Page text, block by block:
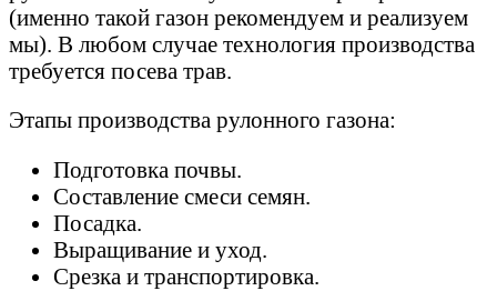
(именно такой газон рекомендуем и реализуем
мы). В любом случае технология производства
требуется посева трав.
Этапы производства рулонного газона:
Подготовка почвы.
Составление смеси семян.
Посадка.
Выращивание и уход.
Срезка и транспортировка.